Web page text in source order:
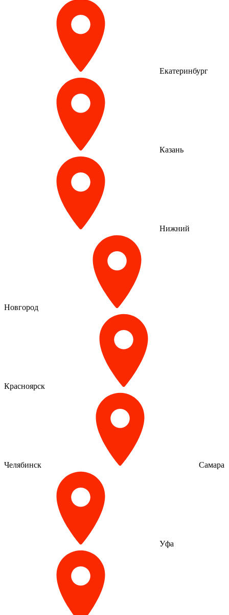
Екатеринбург
Казань
Нижний
Новгород
Красноярск
Челябинск Самара
Уфа